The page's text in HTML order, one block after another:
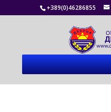
+389(0)46286855